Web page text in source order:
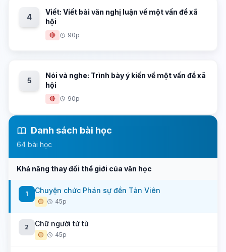
4
Viết: Viết bài văn nghị luận về một vấn đề xã
hội
🔴 90p
5
Nói và nghe: Trình bày ý kiến về một vấn đề xã
hội
🔴 90p
Danh sách bài học
64 bài học
Khả năng thay đổi thế giới của văn học
1 Chuyện chức Phán sự đền Tản Viên
🟡 45p
2 Chữ người tử tù
🟡 45p